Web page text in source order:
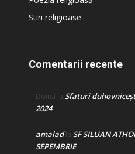
Stiri religioase
Comentarii recente
Doina la Sfaturi
2024
amaladla SF SILUAN
SEPEMBRIE